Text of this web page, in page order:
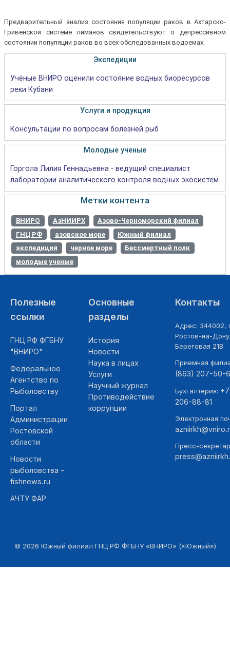
Предварительный анализ состояния популяции раков в Ахтарско-
Гривенской системе лиманов свидетельствуют о депрессивном
состоянии популяции раков во всех обследованных водоемах.
Экспедиции
Учёные ВНИРО оценили состояние водных биоресурсов
реки Кубани
Услуги и продукция
Консультации по вопросам болезней рыб
Молодые ученые
Горгола Лилия Геннадьевна - ведущий специалист
лаборатории аналитического контроля водных экосистем
Метки контента
ВНИРО АзНИИРХ
Азово-Черноморский филиал
ГНЦ РФ
азовское море
Южный филиал
экспедиция
черное море
Бессмертный полк
молодые ученые
Полезные
ссылки
ГНЦ РФ ФГБНУ
"ВНИРО"
Федеральное
Агентство по
Рыболовству
Портал
Администрации
Ростовской
области
Новости
рыболовства -
fishnews.ru
АЧТУ ФАР
Основные
разделы
История
Новости
Наука в лицах
Услуги
Научный журнал
Противодействие
коррупции
Контакты
Адрес: 344002,
Ростов-на-
Береговая 21В
Приемная
(863) 207-50-
Бухгалтерия:
206-88-81
Электронная
Пресс-
© 2026 Южный филиал ГНЦ РФ ФГБНУ «ВНИРО» («Южный»)